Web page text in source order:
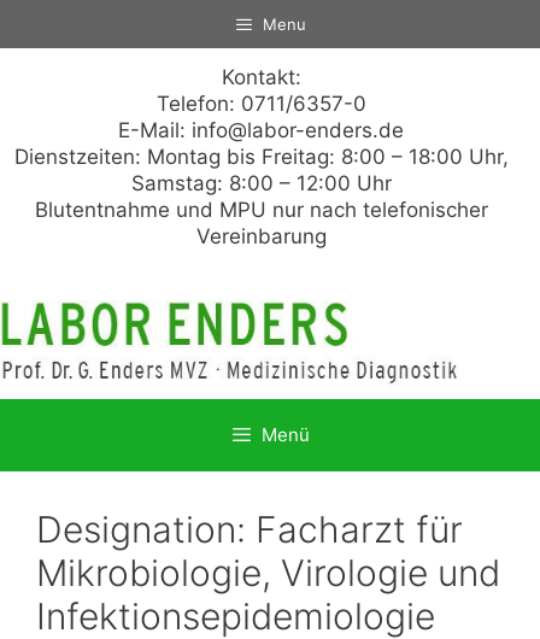
Menu
Kontakt:
Telefon: 0711/6357-0
E-Mail: info@labor-enders.de
Dienstzeiten: Montag bis Freitag: 8:00 – 18:00 Uhr,
Samstag: 8:00 – 12:00 Uhr
Blutentnahme und MPU nur nach telefonischer
Vereinbarung
Menü
Designation: Facharzt für
Mikrobiologie, Virologie und
Infektionsepidemiologie